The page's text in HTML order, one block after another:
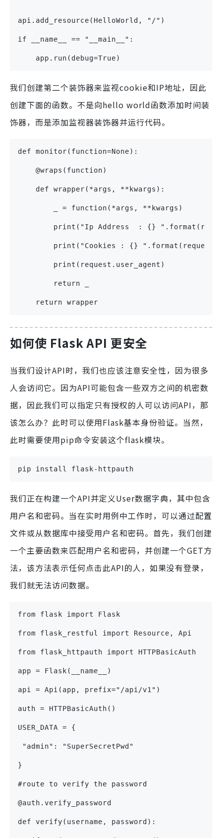
api.add_resource(HelloWorld, "/")
if __name__ == "__main__":
    app.run(debug=True)
我们创建第二个装饰器来监视cookie和IP地址，因此
创建下面的函数。不是向hello world函数添加时间装
饰器，而是添加监视器装饰器并运行代码。
def monitor(function=None):
    @wraps(function)
    def wrapper(*args, **kwargs):
        _ = function(*args, **kwargs)
print("Ip Address  : {}
print("Cookies : {}
        print(request.user_agent)
        return _
    return wrapper
如何使 Flask API 更安全
当我们设计API时，我们也应该注意安全性，因为很多
人会访问它。因为API可能包含一些双方之间的机密数
据，因此我们可以指定只有授权的人可以访问API，那
该怎么办？此时可以使用Flask基本身份验证。当然，
此时需要使用pip命令安装这个flask模块。
pip install flask-httpauth
我们正在构建一个API并定义User数据字典，其中包含
用户名和密码。当在实时用例中工作时，可以通过配置
文件或从数据库中接受用户名和密码。首先，我们创建
一个主要函数来匹配用户名和密码，并创建一个GET方
法，该方法表示任何点击此API的人，如果没有登录，
我们就无法访问数据。
from flask import Flask
from flask_restful import Resource, Api
from flask_httpauth import HTTPBasicAuth
app = Flask(__name__)
api = Api(app, prefix="/api/v1")
auth = HTTPBasicAuth()
USER_DATA = {
"admin": "SuperSecretPwd"
}
#route to verify the password
@auth.verify_password
def verify(username, password):